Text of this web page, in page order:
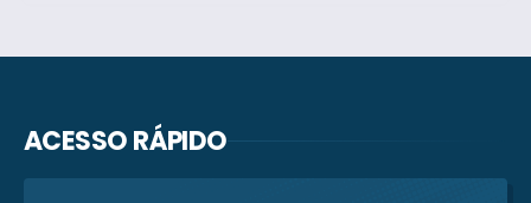
ACESSO RÁPIDO